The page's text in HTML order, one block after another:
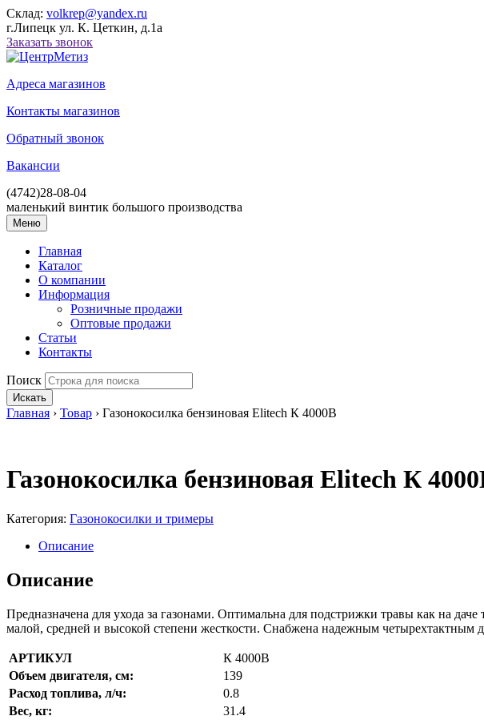
Склад: volkrep@yandex.ru
г.Липецк ул. К. Цеткин, д.1а
Заказать звонок
Адреса магазинов
Контакты магазинов
Обратный звонок
Вакансии
(4742)28-08-04
маленький винтик большого производства
Меню
Главная
Каталог
О компании
Информация
Розничные продажи
Оптовые продажи
Статьи
Контакты
Поиск
Искать
Главная › Товар › Газонокосилка бензиновая Elitech К 4000В
Газонокосилка бензиновая Elitech К
Категория: Газонокосилки и тримеры
Описание
Описание
Предназначена для ухода за газонами. Оптимальна для подстрижки травы как на
малой, средней и высокой степени жесткости. Снабжена надежным четырехтактным
АРТИКУЛ
К 4000В
Объем двигателя, см:
139
Расход топлива, л/ч:
0.8
Вес, кг:
31.4